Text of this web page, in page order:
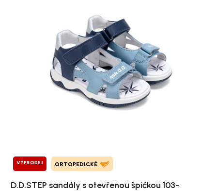
VÝPRODEJ ORTOPEDICKÉ
D.D.STEP sandály s otevřenou špičkou 103-